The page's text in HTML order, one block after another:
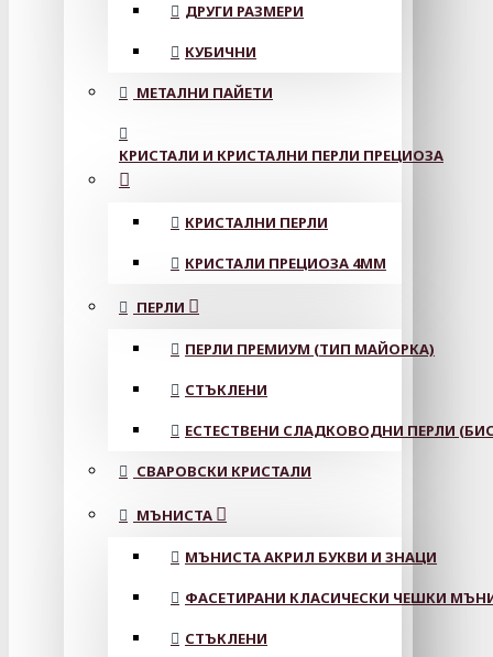
ДРУГИ РАЗМЕРИ
КУБИЧНИ
МЕТАЛНИ ПАЙЕТИ
КРИСТАЛИ И КРИСТАЛНИ ПЕРЛИ ПРЕЦИОЗА
КРИСТАЛНИ ПЕРЛИ
КРИСТАЛИ ПРЕЦИОЗА 4ММ
ПЕРЛИ
ПЕРЛИ ПРЕМИУМ (ТИП МАЙОРКА)
СТЪКЛЕНИ
ЕСТЕСТВЕНИ СЛАДКОВОДНИ ПЕРЛИ
СВАРОВСКИ КРИСТАЛИ
МЪНИСТА
МЪНИСТА АКРИЛ БУКВИ И ЗНАЦИ
ФАСЕТИРАНИ КЛАСИЧЕСКИ ЧЕШКИ
СТЪКЛЕНИ